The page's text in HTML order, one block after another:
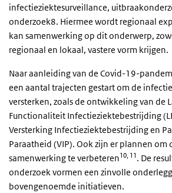
infectieziektesurveillance,
onderzoek8. Hiermee wordt regionaal
kan samenwerking op dit onderwerp,
regionaal en lokaal, vastere vorm krijgen.
Naar aanleiding van de Covid-19-
een aantal trajecten gestart om de
versterken, zoals de ontwikkeling van de
Functionaliteit Infectieziektebestrijding
Versterking Infectieziektebestrijding en
Paraatheid (VIP). Ook zijn er plannen om
samenwerking te verbeteren10, 11. De
onderzoek vormen een zinvolle
bovengenoemde initiatieven.